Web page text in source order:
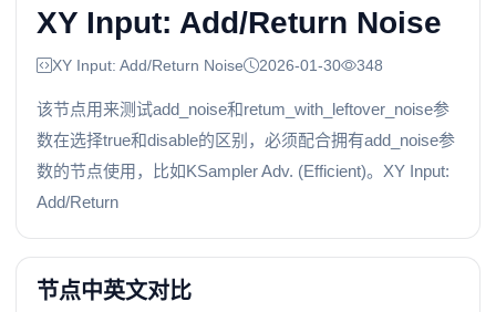
XY Input: Add/Return Noise
XY Input: Add/Return Noise 2026-01-30 348
该节点用来测试add_noise和retum_with_leftover_noise参
数在选择true和disable的区别，必须配合拥有add_noise参
数的节点使用，比如KSampler Adv. (Efficient)。XY Input:
Add/Return
节点中英文对比